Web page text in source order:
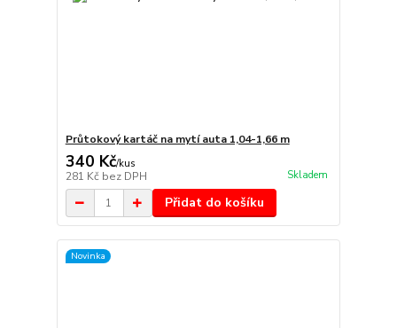
Průtokový kartáč na mytí auta 1,04-1,66 m
340 Kč/kus
281 Kč bez DPH Skladem
Přidat do košíku
Novinka